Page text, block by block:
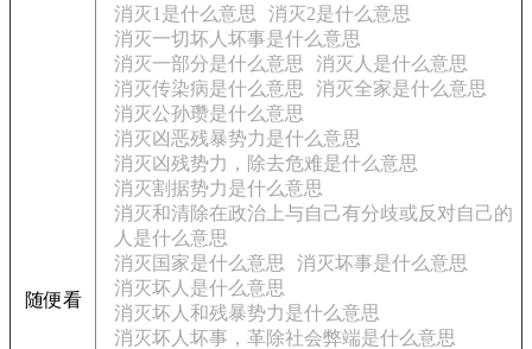
随便看
消灭1是什么意思
消灭2是什么意思
消灭一切坏人坏事是什么意思
消灭一部分是什么意思
消灭人是什么意思
消灭传染病是什么意思
消灭全家是什么意思
消灭公孙瓒是什么意思
消灭凶恶残暴势力是什么意思
消灭凶残势力，除去危难是什么意思
消灭割据势力是什么意思
消灭和清除在政治上与自己有分歧或反对自己的
人是什么意思
消灭国家是什么意思
消灭坏事是什么意思
消灭坏人是什么意思
消灭坏人和残暴势力是什么意思
消灭坏人坏事，革除社会弊端是什么意思